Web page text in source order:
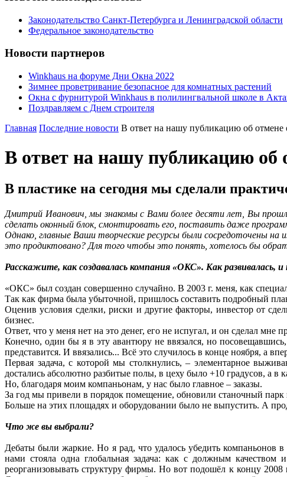
Законодательство Санкт-Петербурга и Ленинградской области
Федеральное законодательство
Новости партнеров
Winkhaus на форуме Дни Окна 2022
Зимнее проветривание безопасное для комнатных растений
Окна с фурнитурой Winkhaus в полилингвальной школе в
Поздравляем с Днем строителя
Главная Последние новости В ответ на нашу публикацию об отмене
В ответ на нашу публикацию об
В пластике на сегодня мы сделали
Дмитрий Иванович, мы знакомы с Вами более десяти лет, Вы
сделать оконный блок, смонтировать его, поставить даже
Однако, главные Ваши творческие ресурсы были сосредоточены на
это продиктовано? Для того чтобы это понять, хотелось бы
Расскажите, как создавалась компания «ОКС». Как развивалась,
«ОКС» был создан совершенно случайно. В 2003 г. меня, как
Так как фирма была убыточной, пришлось составить подробный
Оценив условия сделки, риски и другие факторы, инвестор от
бизнес.
Ответ, что у меня нет на это денег, его не испугал, и он сделал мне
Конечно, один бы я в эту авантюру не ввязался, но
представится. И ввязались... Всё это случилось в конце ноября, а
Первая задача, с которой мы столкнулись, – элементарное
достались абсолютно разбитые полы, в цеху было +10 градусов, а в
Но, благодаря моим компаньонам, у нас было главное – заказы.
За год мы привели в порядок помещение, обновили станочный парк
Больше на этих площадях и оборудовании было не выпустить. А
Что же вы выбрали?
Дебаты были жаркие. Но я рад, что удалось убедить компаньонов
нами стояла одна глобальная задача: как с должным качеством
реорганизовывать структуру фирмы. Но вот подошёл к концу 2008